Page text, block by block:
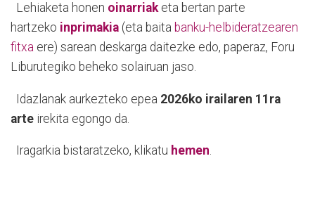
Lehiaketa honen oinarriak eta bertan parte
hartzeko inprimakia (eta baita banku-helbideratzearen
fitxa ere) sarean deskarga daitezke edo, paperaz, Foru
Liburutegiko beheko solairuan jaso.
Idazlanak aurkezteko epea 2026ko irailaren 11ra
arte irekita egongo da.
Iragarkia bistaratzeko, klikatu hemen.